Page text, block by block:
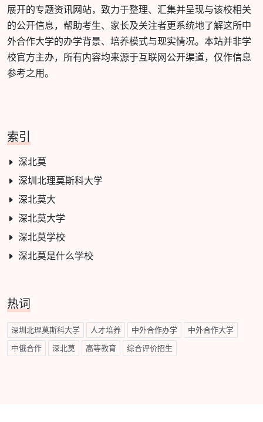
展开的专题资讯网站，致力于整理、汇集并呈现与该校相关
的公开信息，帮助考生、家长及关注者更系统地了解这所中
外合作大学的办学背景、培养模式与现实情况。本站并非学
校官方主办，所有内容均来源于互联网公开渠道，仅作信息
参考之用。
索引
深北莫
深圳北理莫斯科大学
深北莫大
深北莫大学
深北莫学校
深北莫是什么学校
热词
深圳北理莫斯科大学 人才培养 中外合作办学 中外合作大学
中俄合作 深北莫 高等教育 综合评价招生